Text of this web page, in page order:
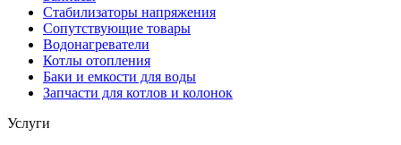
Стабилизаторы напряжения
Сопутствующие товары
Водонагреватели
Котлы отопления
Баки и емкости для воды
Запчасти для котлов и колонок
Услуги